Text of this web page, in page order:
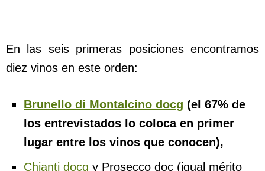
En las seis primeras posiciones encontramos
diez vinos en este orden:
Brunello di Montalcino docg (el 67% de
los entrevistados lo coloca en primer
lugar entre los vinos que conocen),
Chianti docg y Prosecco doc (igual mérito